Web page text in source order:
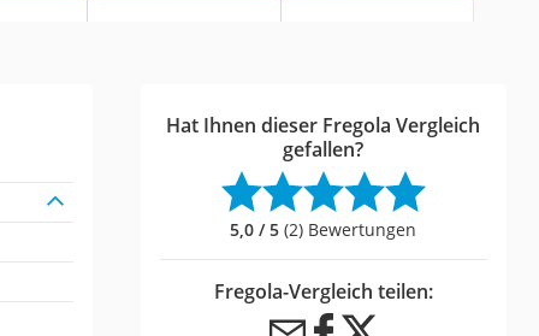
Hat Ihnen dieser Fregola Vergleich
gefallen?
5,0 / 5 (2) Bewertungen
Fregola-Vergleich teilen: